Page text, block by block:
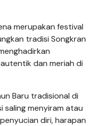
merupakan festival
tradisi Songkran
dan meriah di
Baru tradisional di
saling menyiram atau
diri, harapan